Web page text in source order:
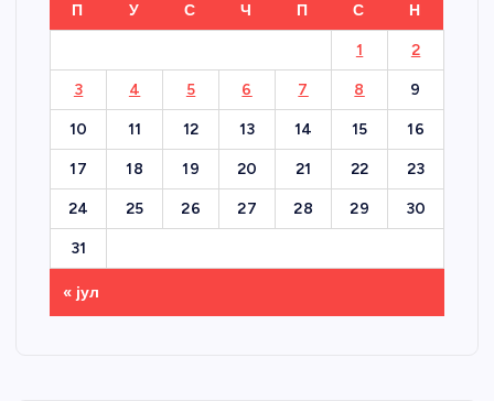
П У С Ч П С Н
1 2
3 4 5 6 7 8 9
10 11 12 13 14 15 16
17 18 19 20 21 22 23
24 25 26 27 28 29 30
31
« јул